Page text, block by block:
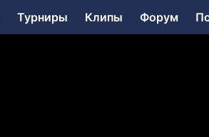
Турниры Клипы Форум